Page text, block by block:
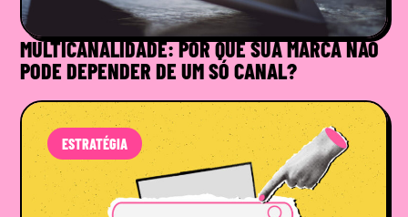
MULTICANALIDADE: POR QUE SUA MARCA NÃO
PODE DEPENDER DE UM SÓ CANAL?
ESTRATÉGIA